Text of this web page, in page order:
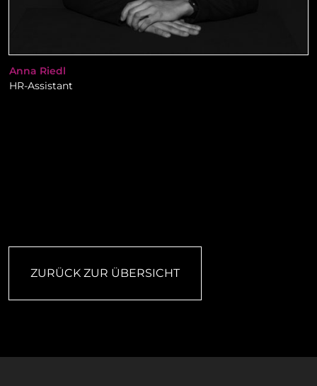
Anna Riedl
HR-Assistant
ZURÜCK ZUR ÜBERSICHT